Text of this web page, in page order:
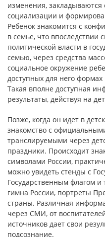
изменения,
социализации и
Ребенок знакомится с
в семье, что впоследствии
политической власти в
семью, через средства
социальное окружение
доступных для него
Такая вполне доступная
результаты, действуя на
Позже, когда он идет в
знакомство с
транслируемыми через
праздники. Происходит
символами России,
можно увидеть стенды с
Государственным флагом и
гимна России, портреты
страны. Различная
через СМИ, от
источников дает свои
подсознание.